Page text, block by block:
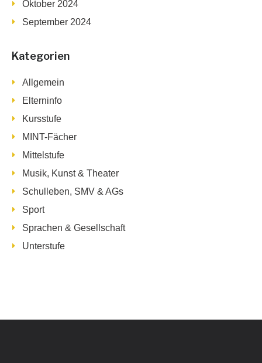
Oktober 2024
September 2024
Kategorien
Allgemein
Elterninfo
Kursstufe
MINT-Fächer
Mittelstufe
Musik, Kunst & Theater
Schulleben, SMV & AGs
Sport
Sprachen & Gesellschaft
Unterstufe